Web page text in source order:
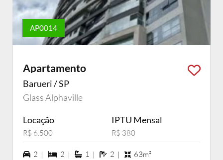
AP0014
Apartamento
Barueri / SP
Glass Alphaville
Locação
R$ 6.500
IPTU Mensal
R$ 380
2 vagas na garagem
2 | 2 dormiórios
2 | 1 suítes
1 | 2 banheiros
2 | 63m²